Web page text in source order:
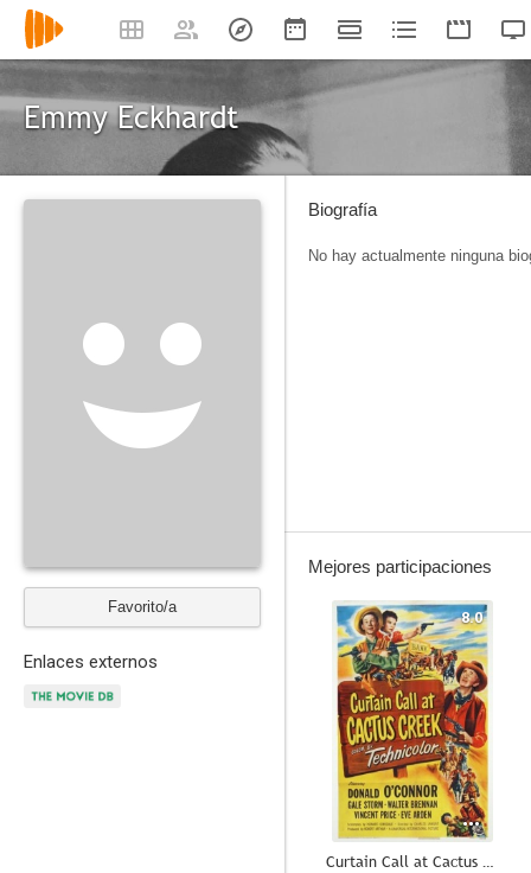
Emmy Eckhardt
Favorito/a
Enlaces externos
Biografía
No hay actualmente ninguna
Mejores participaciones
8.0
Curtain Call at Cactus Creek